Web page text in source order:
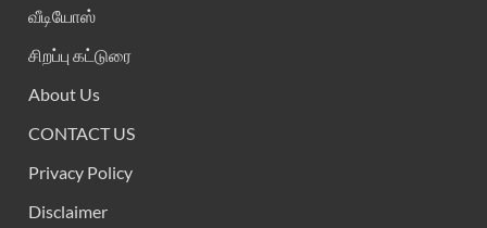
வீடியோஸ்
சிறப்பு கட்டுரை
About Us
CONTACT US
Privacy Policy
Disclaimer